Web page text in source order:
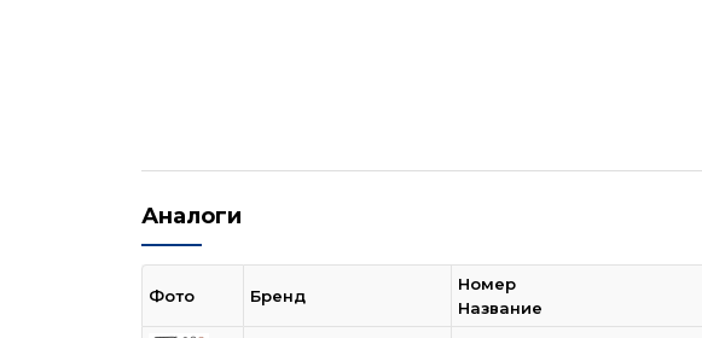
Аналоги
Фото Бренд
Номер
Название